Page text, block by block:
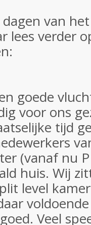
van
lees verder
goede
voor ons
tijd
(vanaf nu
huis. Wij
level
Veel